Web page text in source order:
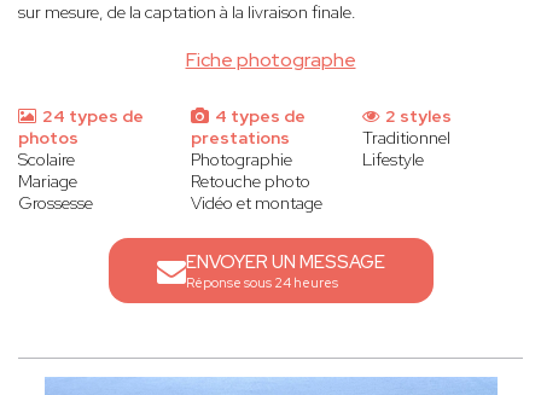
Fiche photographe
sur mesure, de la captation à la livraison finale.
24 types de
photos
Scolaire
Mariage
Grossesse
4 types de
prestations
Photographie
Retouche photo
Vidéo et montage
2 styles
Traditionnel
Lifestyle
ENVOYER UN MESSAGE
Réponse sous 24 heures